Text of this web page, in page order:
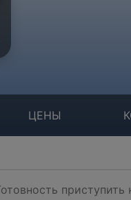
ЦЕНЫ
приступить